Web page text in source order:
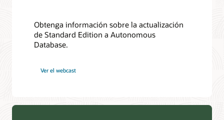
Obtenga información sobre la actualización
de Standard Edition a Autonomous
Database.
Ver el webcast